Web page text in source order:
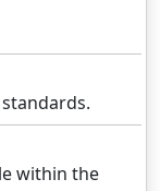
within the